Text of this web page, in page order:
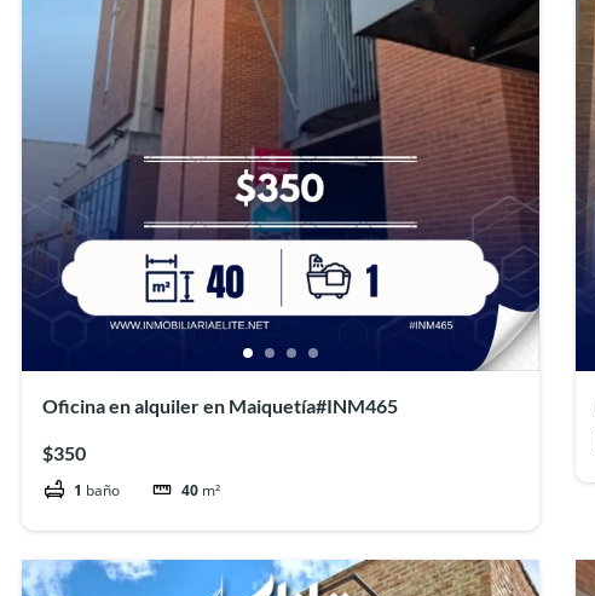
Oficina en alquiler en Maiquetía#INM465
$350
1 baño 40 m²